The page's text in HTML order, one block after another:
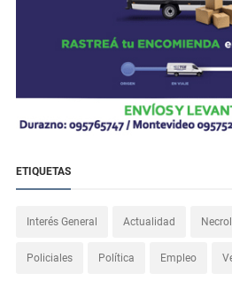
ETIQUETAS
Interés General Actualidad
Policiales Política Empleo